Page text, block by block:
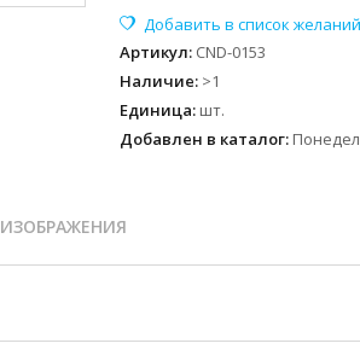
Артикул: CND-0153
Наличие: >1
Единица: шт.
Добавлен в каталог:
ИЗОБРАЖЕНИЯ